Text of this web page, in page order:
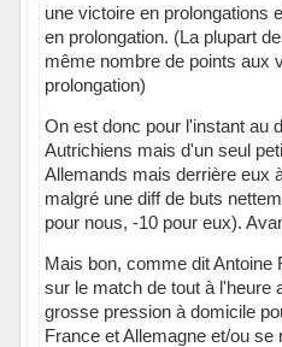
une victoire en prolongations
en prolongation. (La plupart
même nombre de points aux
prolongation)
On est donc pour l'instant au
Autrichiens mais d'un seul
Allemands mais derrière eux
malgré une diff de buts
pour nous, -10 pour eux).
Mais bon, comme dit Antoine
sur le match de tout à l'heure
grosse pression à domicile
France et Allemagne et/ou